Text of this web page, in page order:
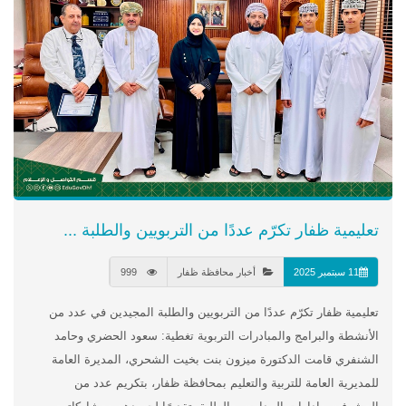
تعليمية ظفار تكرّم عددًا من التربويين والطلبة ...
11 سبتمبر 2025 أخبار محافظة ظفار
تعليمية ظفار تكرّم عددًا من التربويين والطلبة المجيدين في عدد من
الأنشطة والبرامج والمبادرات التربوية تغطية: سعود الحضري وحامد
الشنفري قامت الدكتورة ميزون بنت بخيت الشحري، المديرة العامة
للمديرية العامة للتربية والتعليم بمحافظة ظفار، بتكريم عدد من